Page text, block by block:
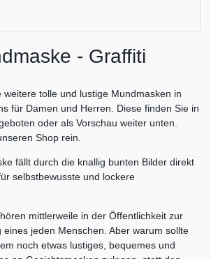
- Graffiti
weitere tolle und lustige Mundmasken in
für Damen und Herren. Diese finden Sie in
oder als Vorschau weiter unten.
Shop rein.
fällt durch die knallig bunten Bilder direkt
selbstbewusste und lockere
mittlerweile in der Öffentlichkeit zur
eines jeden Menschen. Aber warum sollte
noch etwas lustiges, bequemes und